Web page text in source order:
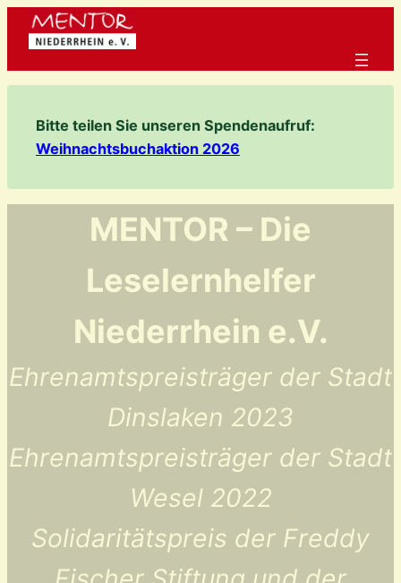
Zum
Inhalt
Bitte teilen Sie unseren Spendenaufruf:
Weihnachtsbuchaktion 2026
MENTOR – Die
Leselernhelfer
Niederrhein e.V.
Ehrenamtspreisträger der Stadt
Dinslaken 2023
Ehrenamtspreisträger der Stadt
Wesel 2022
Solidaritätspreis der Freddy